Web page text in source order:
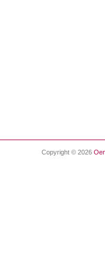
Copyright © 2026